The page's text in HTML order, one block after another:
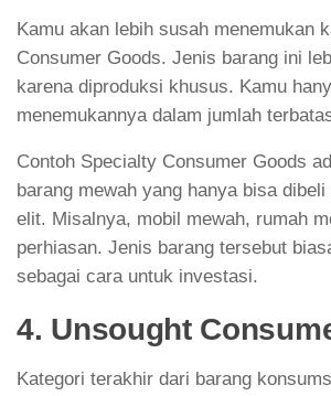
Kamu akan lebih susah menemukan
Consumer Goods. Jenis barang ini
karena diproduksi khusus. Kamu
menemukannya dalam jumlah
Contoh Specialty Consumer Goods
barang mewah yang hanya bisa
elit. Misalnya, mobil mewah, rumah
perhiasan. Jenis barang tersebut
sebagai cara untuk investasi.
4. Unsought
Kategori terakhir dari barang